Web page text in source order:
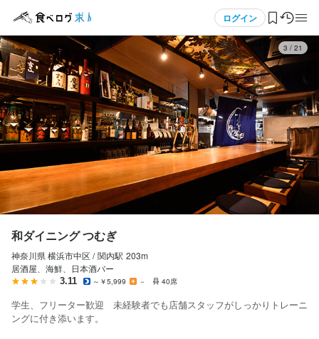
ログイン
ログイン・無料会員登録
食べログ求人TOP
マイページ管理
気になる求人
検索履歴・保存した条件
応募履歴
4 / 21
和ダイニング つむぎ
神奈川県 横浜市中区 / 関内駅 203m
居酒屋、海鮮、日本酒バー
3.11 ～￥5,999 － 40席
学生、フリーター歓迎 未経験者でも店舗スタッフがしっかりトレーニ
ングに付き添います。
アルバイト・パート 和ダイニング つむぎ
ホールスタッフ・サービススタッフ
ホールスタッフ・サービススタッフ
時給
1,250円〜
昇給あり 交通費支給 扶養内勤務OK
勤務時間
18:00～23:00（シフト制、週2日～OK、1日4h～OK）
終電考慮あり ダブルワーク・副業OK
自由シフト制(毎回、時間・曜日を選べる)
休日・休暇
応募画面へ進む
アルバイト・パート 和ダイニング つむぎ
調理師・調理スタッフ
調理師・調理スタッフ
時給
1,250円〜
昇給あり 交通費支給 扶養内勤務OK
勤務時間
17:00～23:00（シフト制、週2日～OK、1日4h～OK）
終電考慮あり ダブルワーク・副業OK
自由シフト制(毎回、時間・曜日を選べる)
休日・休暇
応募画面へ進む